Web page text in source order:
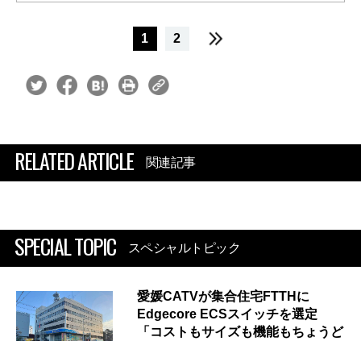
1 2
RELATED ARTICLE 関連記事
SPECIAL TOPIC スペシャルトピック
愛媛CATVが集合住宅FTTHに
Edgecore ECSスイッチを選定
「コストもサイズも機能もちょうど